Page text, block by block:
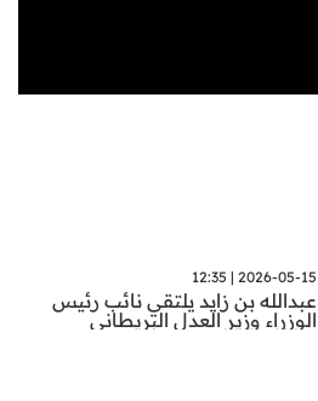
2026-05-15 | 12:35
عبدالله بن زايد يلتقي نائب رئيس
الوزراء وزير العدل البريطاني